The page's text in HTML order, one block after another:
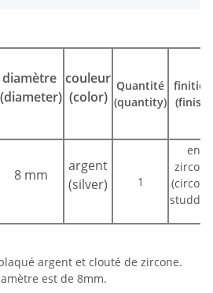
diamètre
(diameter)
couleur
(color)
Quantité
(quantity)
finition
(finish)
8 mm
argent
(silver)
1
en
zircone
argent et clouté de zircone.
est de 8mm.